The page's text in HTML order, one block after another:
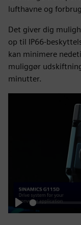
lufthavne og
Det giver dig
op til IP66-
kan minimere
muliggør
minutter.
Play